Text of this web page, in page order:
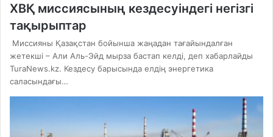
ХВҚ миссиясының кездесуіндегі негізгі
тақырыптар
Миссияны Қазақстан бойынша жаңадан тағайындалған
жетекші – Али Аль-Эйд мырза бастап келді, деп хабарлайды
TuraNews.kz. Кездесу барысында елдің энергетика
саласындағы…